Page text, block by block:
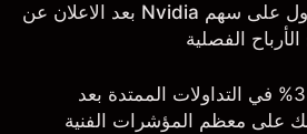
التداول على سهم Nvidia بعد الاعلان عن
الأرباح الفصلية
تراجع السهم بأكثر من 3% في التداولات الممتدة بعد
على معظم المؤشرات الفنية